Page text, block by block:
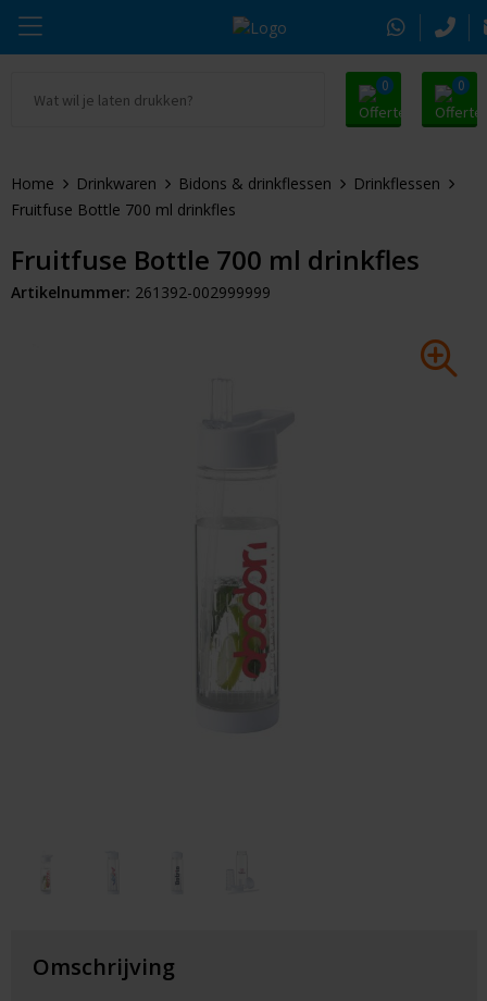
0 0
Drinkwaren
Tassen & Reizen
Gezondheid & Verzorging
Alle promosnoepje
Zomer
Kerst
Thule
Alle merken
Home Drinkwaren Bidons & drinkflessen
Drinkflessen
Fruitfuse Bottle 700 ml drinkfles
Fruitfuse Bottle 700 ml drinkfles
Artikelnummer: 261392-002999999
Omschrijving